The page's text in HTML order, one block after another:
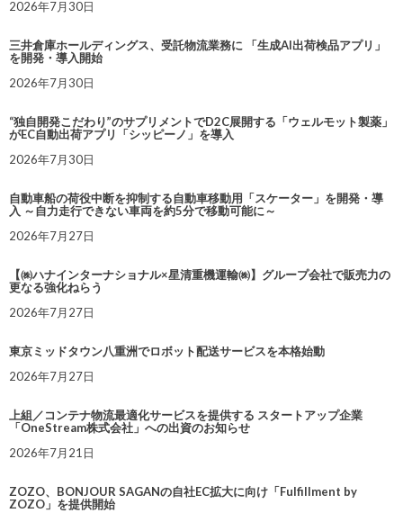
2026年7月30日
三井倉庫ホールディングス、受託物流業務に 「生成AI出荷検品アプリ」
を開発・導入開始
2026年7月30日
“独自開発こだわり”のサプリメントでD2C展開する「ウェルモット製薬」
がEC自動出荷アプリ「シッピーノ」を導入
2026年7月30日
自動車船の荷役中断を抑制する自動車移動用「スケーター」を開発・導
入 ～自力走行できない車両を約5分で移動可能に～
2026年7月27日
【㈱ハナインターナショナル×星清重機運輸㈱】グループ会社で販売力の
更なる強化ねらう
2026年7月27日
東京ミッドタウン八重洲でロボット配送サービスを本格始動
2026年7月27日
上組／コンテナ物流最適化サービスを提供する スタートアップ企業
「OneStream株式会社」への出資のお知らせ
2026年7月21日
ZOZO、BONJOUR SAGANの自社EC拡大に向け「Fulfillment by
ZOZO」を提供開始